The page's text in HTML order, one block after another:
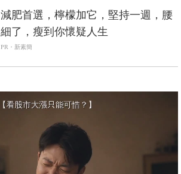
減肥首選，檸檬加它，堅持一週，腰
細了，瘦到你懷疑人生
PR・新素簡